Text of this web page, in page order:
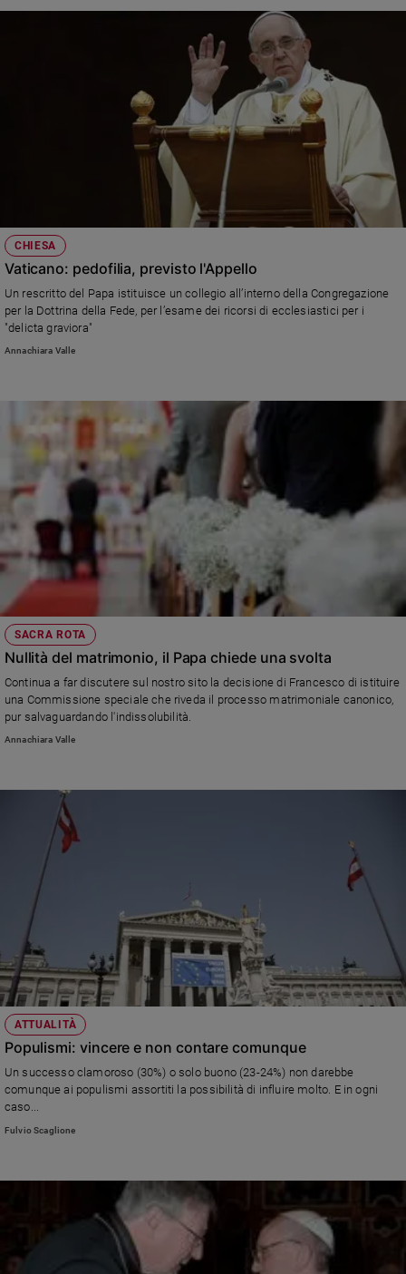
CHIESA
Vaticano: pedofilia, previsto l'Appello
Un rescritto del Papa istituisce un collegio all’interno della Congregazione
per la Dottrina della Fede, per l’esame dei ricorsi di ecclesiastici per i
"delicta graviora"
Annachiara Valle
SACRA ROTA
Nullità del matrimonio, il Papa chiede una svolta
Continua a far discutere sul nostro sito la decisione di Francesco di istituire
una Commissione speciale che riveda il processo matrimoniale canonico,
pur salvaguardando l'indissolubilità.
Annachiara Valle
ATTUALITÀ
Populismi: vincere e non contare comunque
Un successo clamoroso (30%) o solo buono (23-24%) non darebbe
comunque ai populismi assortiti la possibilità di influire molto. E in ogni
caso...
Fulvio Scaglione